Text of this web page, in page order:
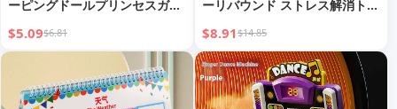
ーピングドールプリンセスガー
ルおもちゃギフトボックスかわ
いいバリエーションコスチュー
$5.09$6.81
ーリバウンド ストレス解消トイ
ストレス解消アーティファクト
$8.91$14.85